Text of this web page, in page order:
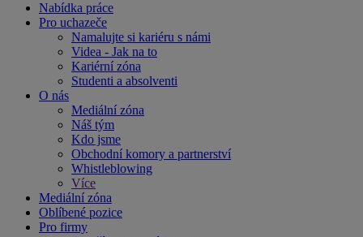
Nabídka práce
Pro uchazeče
Namalujte si kariéru s námi
Videa - Jak na to
Kariérní zóna
Studenti a absolventi
O nás
Mediální zóna
Náš tým
Kdo jsme
Obchodní komory a partnerství
Whistleblowing
Více
Mediální zóna
Oblíbené pozice
Pro firmy